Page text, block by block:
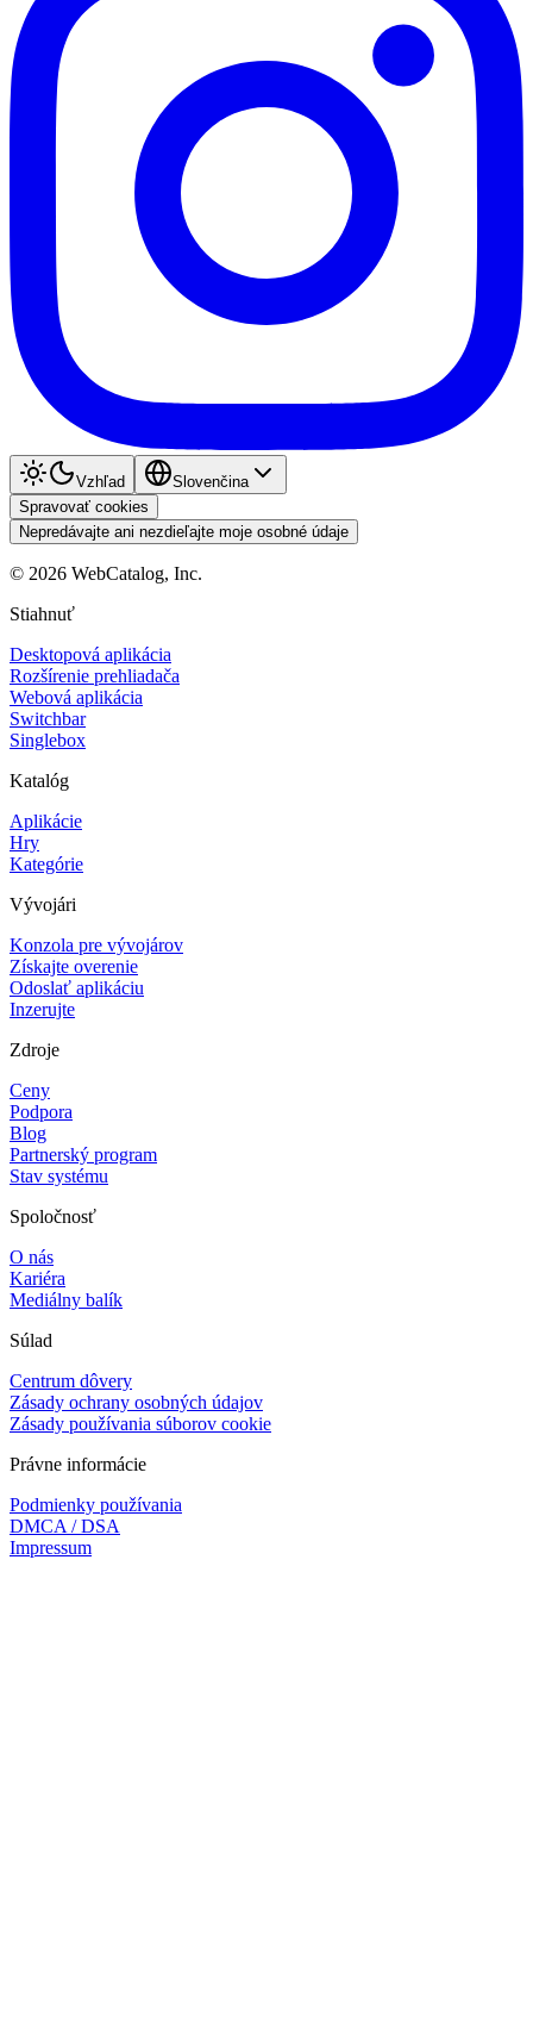
Vzhľad
Slovenčina
Spravovať cookies
Nepredávajte ani nezdieľajte moje osobné údaje
© 2026 WebCatalog, Inc.
Stiahnuť
Desktopová aplikácia
Rozšírenie prehliadača
Webová aplikácia
Switchbar
Singlebox
Katalóg
Aplikácie
Hry
Kategórie
Vývojári
Konzola pre vývojárov
Získajte overenie
Odoslať aplikáciu
Inzerujte
Zdroje
Ceny
Podpora
Blog
Partnerský program
Stav systému
Spoločnosť
O nás
Kariéra
Mediálny balík
Súlad
Centrum dôvery
Zásady ochrany osobných údajov
Zásady používania súborov cookie
Právne informácie
Podmienky používania
DMCA / DSA
Impressum